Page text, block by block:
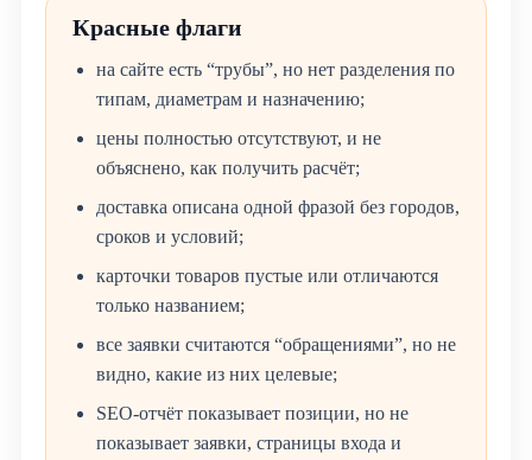
Красные флаги
на сайте есть “трубы”, но нет разделения по
типам, диаметрам и назначению;
цены полностью отсутствуют, и не
объяснено, как получить расчёт;
доставка описана одной фразой без городов,
сроков и условий;
карточки товаров пустые или отличаются
только названием;
все заявки считаются “обращениями”, но не
видно, какие из них целевые;
SEO-отчёт показывает позиции, но не
показывает заявки, страницы входа и